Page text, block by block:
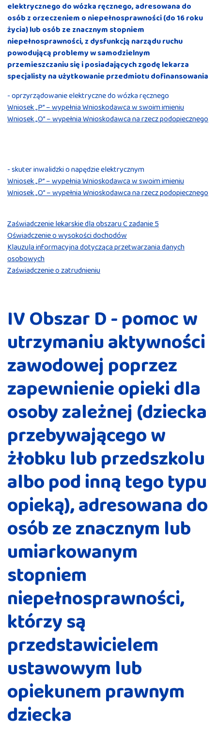
elektrycznego do wózka ręcznego, adresowana do
osób z orzeczeniem o niepełnosprawności (do 16 roku
życia) lub osób ze znacznym stopniem
niepełnosprawności, z dysfunkcją narządu ruchu
powodującą problemy w samodzielnym
przemieszczaniu się i posiadających zgodę lekarza
specjalisty na użytkowanie przedmiotu dofinansowania
- oprzyrządowanie elektryczne do wózka ręcznego
Wniosek „P” – wypełnia Wnioskodawca w swoim imieniu
Wniosek „O” – wypełnia Wnioskodawca na rzecz podopiecznego
- skuter inwalidzki o napędzie elektrycznym
Wniosek „P” – wypełnia Wnioskodawca w swoim imieniu
Wniosek „O” – wypełnia Wnioskodawca na rzecz podopiecznego
Zaświadczenie lekarskie dla obszaru C zadanie 5
Oświadczenie o wysokości dochodów
Klauzula informacyjna dotycząca przetwarzania danych
osobowych
Zaświadczenie o zatrudnieniu
IV Obszar D - pomoc w
utrzymaniu aktywności
zawodowej poprzez
zapewnienie opieki dla
osoby zależnej (dziecka
przebywającego w
żłobku lub przedszkolu
albo pod inną tego typu
opieką), adresowana do
osób ze znacznym lub
umiarkowanym
stopniem
niepełnosprawności,
którzy są
przedstawicielem
ustawowym lub
opiekunem prawnym
dziecka